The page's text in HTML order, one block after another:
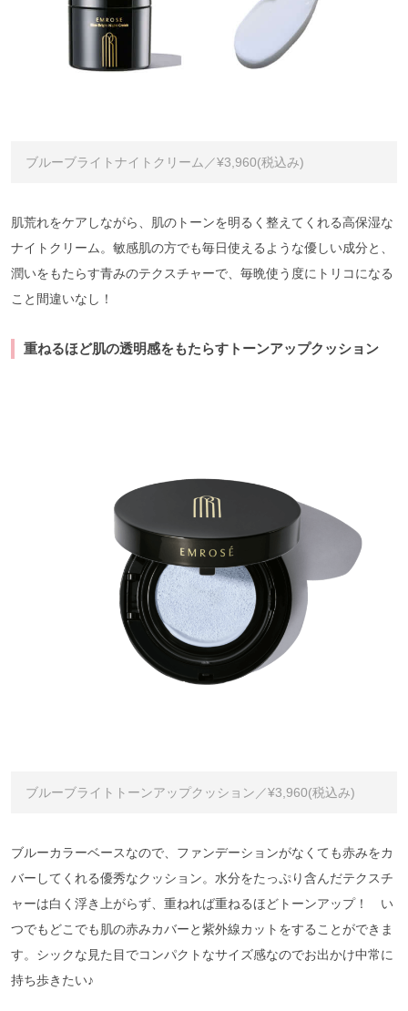
ブルーブライトナイトクリーム／¥3,960(税込み)
肌荒れをケアしながら、肌のトーンを明るく整えてくれる高保湿な
ナイトクリーム。敏感肌の方でも毎日使えるような優しい成分と、
潤いをもたらす青みのテクスチャーで、毎晩使う度にトリコになる
こと間違いなし！
重ねるほど肌の透明感をもたらすトーンアップクッション
ブルーブライトトーンアップクッション／¥3,960(税込み)
ブルーカラーベースなので、ファンデーションがなくても赤みをカ
バーしてくれる優秀なクッション。水分をたっぷり含んだテクスチ
ャーは白く浮き上がらず、重ねれば重ねるほどトーンアップ！ い
つでもどこでも肌の赤みカバーと紫外線カットをすることができま
す。シックな見た目でコンパクトなサイズ感なのでお出かけ中常に
持ち歩きたい♪